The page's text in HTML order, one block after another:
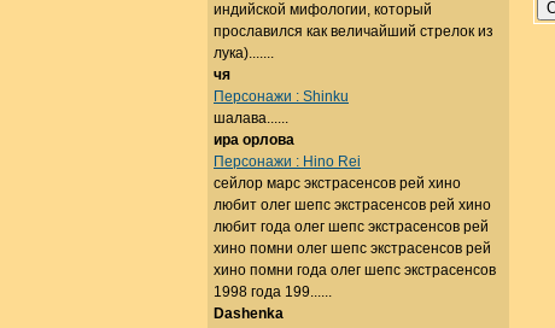
индийской мифологии, который
прославился как величайший стрелок из
лука).......
чя
Персонажи : Shinku
шалава......
ира орлова
Персонажи : Hino Rei
сейлор марс экстрасенсов рей хино
любит олег шепс экстрасенсов рей хино
любит года олег шепс экстрасенсов рей
хино помни олег шепс экстрасенсов рей
хино помни года олег шепс экстрасенсов
1998 года 199......
Dashenka